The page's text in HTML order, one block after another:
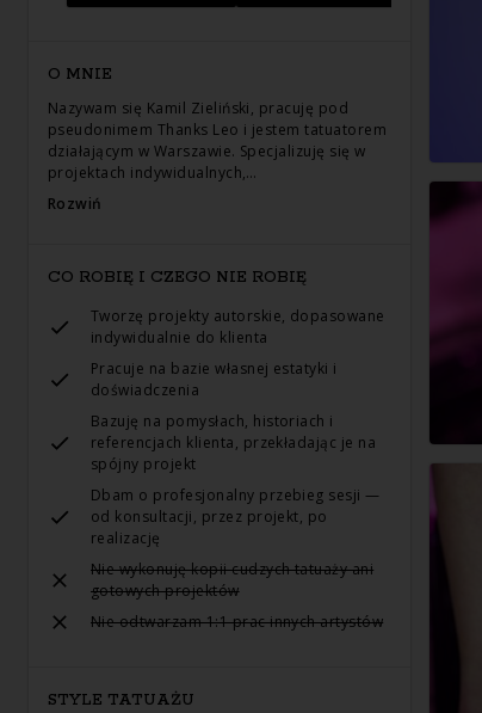
O MNIE
Nazywam się Kamil Zieliński, pracuję pod
pseudonimem Thanks Leo i jestem tatuatorem
działającym w Warszawie. Specjalizuję się w
projektach indywidualnych,…
Rozwiń
CO ROBIĘ I CZEGO NIE ROBIĘ
Tworzę projekty autorskie, dopasowane
indywidualnie do klienta
Pracuje na bazie własnej estatyki i
doświadczenia
Bazuję na pomysłach, historiach i
referencjach klienta, przekładając je na
spójny projekt
Dbam o profesjonalny przebieg sesji —
od konsultacji, przez projekt, po
realizację
Nie wykonuję kopii cudzych tatuaży ani
gotowych projektów
Nie odtwarzam 1:1 prac innych artystów
STYLE TATUAŻU